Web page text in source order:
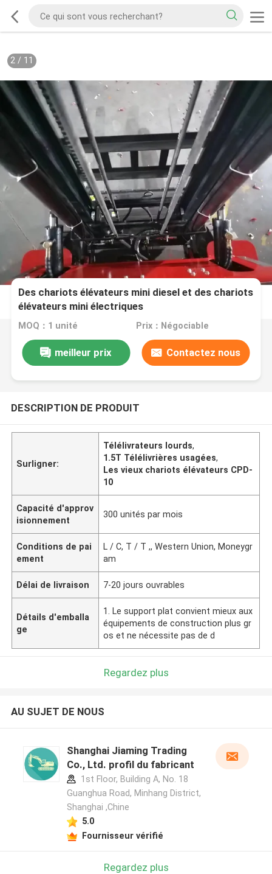
2/ 11
Des chariots élévateurs mini diesel et des chariots
élévateurs mini électriques
MOQ：1 unité Prix：Négociable
meilleur prix Contactez nous
DESCRIPTION DE PRODUIT
Surligner:
Télélivrateurs lourds,
1.5T Télélivrières usagées,
Les vieux chariots élévateurs CPD-
10
Capacité d'approv
isionnement
300 unités par mois
Conditions de pai
ement
L / C, T / T ,, Western Union, Moneygr
am
Délai de livraison 7-20 jours ouvrables
Détails d'emballa
ge
1. Le support plat convient mieux aux
équipements de construction plus gr
os et ne nécessite pas de d
Regardez plus
AU SUJET DE NOUS
Shanghai Jiaming Trading
Co., Ltd. profil du fabricant
1st Floor, Building A, No. 18
Guanghua Road, Minhang District,
Shanghai ,Chine
5.0
Fournisseur vérifié
Regardez plus